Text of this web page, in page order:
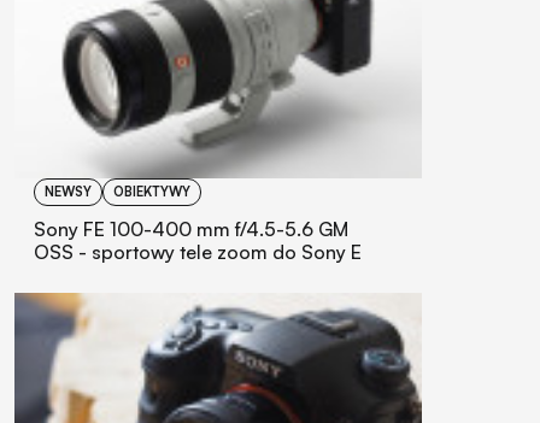
NEWSY OBIEKTYWY
Sony FE 100-400 mm f/4.5-5.6 GM
OSS - sportowy tele zoom do Sony E